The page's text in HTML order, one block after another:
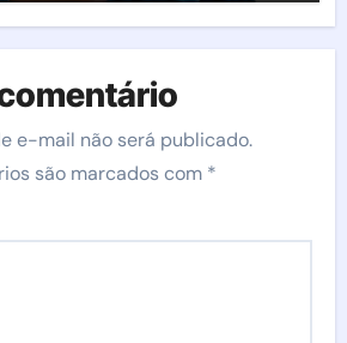
e-mail não será publicado.
são marcados com *